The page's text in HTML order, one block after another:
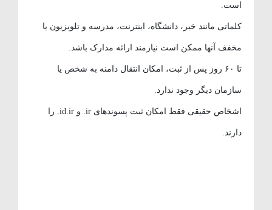
است.
کلماتی مانند خبر، دانشگاه، اینترنت، مدرسه و تلویزیون یا
مخفف آنها ممکن است نیازمند ارائه مدارک باشد.
تا ۶۰ روز پس از ثبت، امکان انتقال دامنه به شخص یا
سازمان دیگر وجود ندارد.
اشخاص حقیقی فقط امکان ثبت پسوندهای ir. و id.ir. را
دارند.